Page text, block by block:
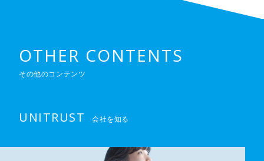
OTHER CONTENTS
その他のコンテンツ
UNITRUST 会社を知る